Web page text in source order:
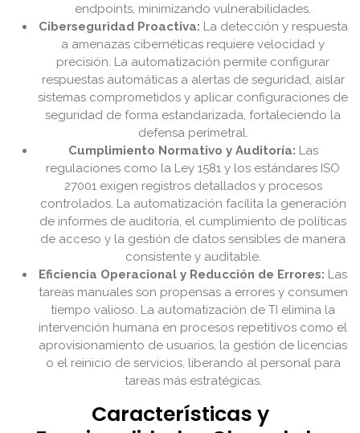
endpoints, minimizando vulnerabilidades.
Ciberseguridad Proactiva: La detección y respuesta
a amenazas cibernéticas requiere velocidad y
precisión. La automatización permite configurar
respuestas automáticas a alertas de seguridad, aislar
sistemas comprometidos y aplicar configuraciones de
seguridad de forma estandarizada, fortaleciendo la
defensa perimetral.
Cumplimiento Normativo y Auditoría: Las
regulaciones como la Ley 1581 y los estándares ISO
27001 exigen registros detallados y procesos
controlados. La automatización facilita la generación
de informes de auditoría, el cumplimiento de políticas
de acceso y la gestión de datos sensibles de manera
consistente y auditable.
Eficiencia Operacional y Reducción de Errores: Las
tareas manuales son propensas a errores y consumen
tiempo valioso. La automatización de TI elimina la
intervención humana en procesos repetitivos como el
aprovisionamiento de usuarios, la gestión de licencias
o el reinicio de servicios, liberando al personal para
tareas más estratégicas.
Características y